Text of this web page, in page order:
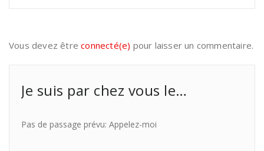
Vous devez êtreconnecté(e) pour laisser un commentaire.
Je suis par chez vous le…
Pas de passage prévu: Appelez-moi